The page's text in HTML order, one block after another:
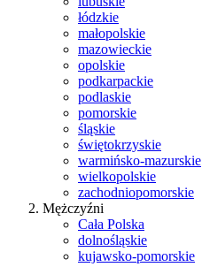
łódzkie
małopolskie
mazowieckie
opolskie
podkarpackie
podlaskie
pomorskie
śląskie
świętokrzyskie
warmińsko-mazurskie
wielkopolskie
zachodniopomorskie
Mężczyźni
Cała Polska
dolnośląskie
kujawsko-pomorskie